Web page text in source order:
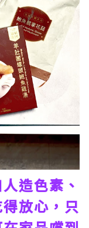
造色素、
放心，只